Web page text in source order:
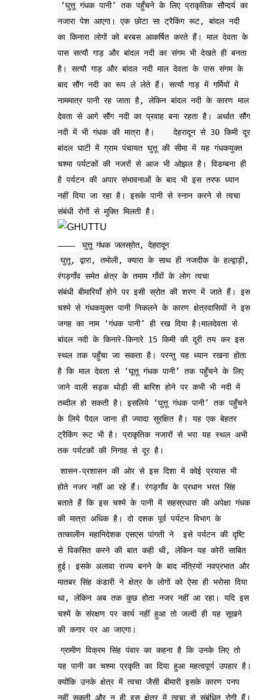
‘घुत्तू गंधक पानी’ तक पहुँचने के लिए प्राकृतिक सौन्दर्य का
नजारा पेश आएगा। एक छोटा सा ट्रैकिंग रूट, बांदल नदी
का किनारा लोगों को बरबस आकर्षित करते हैं। माल देवता के
पास सत्यौ गाड़ और बांदल नदी का संगम भी देखते ही बनता
है। सत्यौ गाड़ और बांदल नदी माल देवता के पास संगम के
बाद सौंग नदी का रूप ले लेते हैं। सत्यौ गाड़ में गर्मियों में
नाममात्र पानी रह जाता है, लेकिन बांदल नदी के कारण माल
देवता से आगे सौंग नदी का प्रवाह बना रहता है। अर्थात सौंग
नदी में भी गंधक की मात्रा है। देहरादून से 30 किमी दूर
बांदल घाटी में ग्राम पंचायत घुत्तू की सीमा में यह गंधकयुक्त
चश्मा पर्यटकों की नजरों से आज भी ओझल है। विडम्बना ही
है पर्यटन की अपार संभावनाओं के बाद भी इस तरफ ध्यान
नहीं दिया जा रहा है। इसके पानी से स्नान करने से त्वचा
संबंधी रोगों से मुक्ति मिलती है।
घुत्तू गंधक जलस्रोत, देहरादून
घुत्तू, द्वारा, तमोली, क्यारा के साथ ही नजदीक के हल्द्वाड़ी,
रंगड़गाँव समेत क्षेत्र के तमाम गाँवों के लोग त्वचा
संबंधी बीमारियाँ होने पर इसी स्रोत की शरण में जाते हैं। इस
चश्मे से गंधकयुक्त पानी निकलने के कारण क्षेत्रवासियों ने इस
जगह का नाम ‘गंधक पानी’ ही रख दिया है।मालदेवता से
बांदल नदी के किनारे-किनारे 15 किमी की दूरी तय कर इस
स्थल तक पहुँचा जा सकता है। परन्तु यह ध्यान रखना होता
है कि माल देवता से ‘घूत्तू गंधक पानी’ तक पहुँचने के लिए
जाने वाली सड़क थोड़ी सी बारिश होने पर कभी भी नदी में
तब्दील हो सकती है। इसलिये ‘घुत्तू गंधक पानी’ तक पहुँचने
के लिये पैदल जाना ही ज्यादा सुरक्षित है। यह एक बेहतर
ट्रैकिंग रूट भी है। प्राकृतिक नजारों से भरा यह स्थल अभी
तक पर्यटकों की निगाह से दूर है।
शासन-प्रशासन की ओर से इस दिशा में कोई प्रयास भी
होते नजर नहीं आ रहे हैं। रंगड़गाँव के प्रधान भरत सिंह
बताते हैं कि इस चश्मे के पानी में सहस्रधारा की अपेक्षा गंधक
की मात्रा अधिक है। दो दशक पूर्व पर्यटन विभाग के
तत्कालीन महानिदेशक एसएस पांगती ने इसे पर्यटन की दृष्टि
से विकसित करने की बात कही थी, लेकिन यह कोरी साबित
हुई। इसके अलावा राज्य बनने के बाद मंत्रियों नवप्रभात और
मातबर सिंह कंडारी ने क्षेत्र के लोगों को ऐसा ही भरोसा दिया
था, लेकिन अब तक कुछ होता नजर नहीं आ रहा। यदि इस
चश्में के संरक्षण पर कार्य नहीं हुआ तो जल्दी ही यह सूखने
की कगार पर आ जाएगा।
ग्रामीण विक्रम सिंह पंवार का कहना है कि उनके लिए तो
यह पानी का चश्मा प्रकृति का दिया हुआ महत्वपूर्ण उपहार है।
क्योंकि उनके क्षेत्र में त्वचा जैसी बीमारी इसके कारण पनप
नहीं सकती और न ही इस क्षेत्र में त्वचा से संबंधित रोगी हैं।